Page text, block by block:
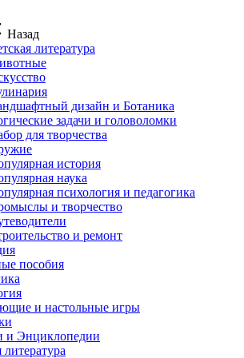
Назад
литература
дизайн и Ботаника
задачи и головоломки
для творчества
история
наука
психология и педагогика
и творчество
и ремонт
пособия
и настольные игры
и Энциклопедии